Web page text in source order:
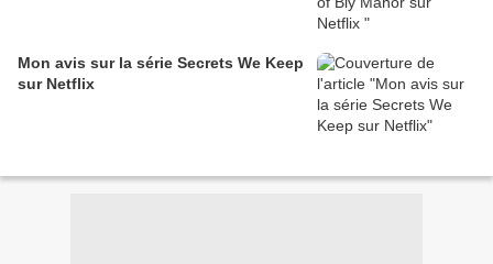
Mon avis sur la série Secrets We Keep
sur Netflix